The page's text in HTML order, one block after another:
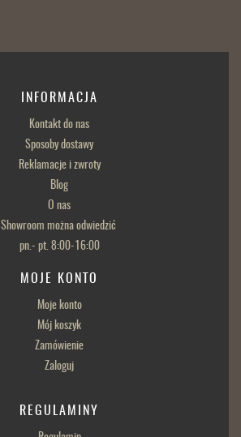
INFORMACJA
Kontakt do nas
Sposoby dostawy
Reklamacje i zwroty
Blog
O nas
Showroom można odwiedzić
pn.- pt. 8:00-16:00
MOJE KONTO
Moje konto
Mój koszyk
Zamówienie
Zaloguj
REGULAMINY